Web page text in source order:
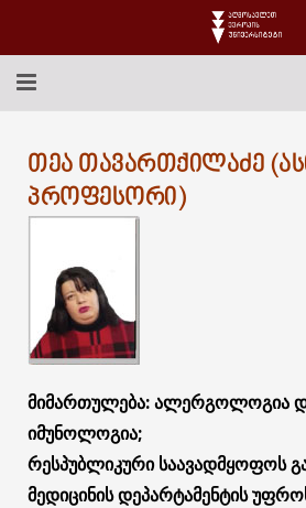
ᲒᲐᲜᲐᲗᲚᲔᲑᲐ
ᲡᲐᲔᲠᲗᲐᲨᲝᲠᲘᲡᲝ
ᲑᲘᲑᲚᲘᲝᲗᲔᲙᲐ
ᲙᲝᲜᲢᲐᲥᲢᲘ
ᲗᲔᲐ ᲗᲐᲕᲐᲠᲗᲥᲘᲚᲐᲫᲔ
ᲞᲠᲝᲤᲔᲡᲝᲠᲘ)
მიმართულება: ალერგოლოგია
იმუნოლოგია;
რესპუბლიკური საავადმყოფოს
მედიცინის დეპარტამენტის